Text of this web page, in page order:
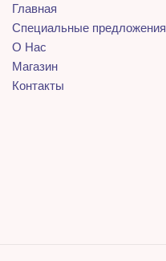
Главная
Специальные предложения
О Нас
Магазин
Контакты